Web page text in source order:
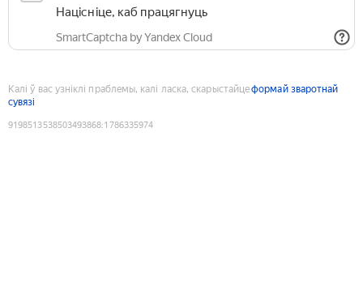
Націсніце, каб працягнуць
SmartCaptcha by Yandex Cloud
Калі ў вас узніклі праблемы, калі ласка, скарыстайцеформай зваротнай
сувязі
9198513538503493868:1786335974